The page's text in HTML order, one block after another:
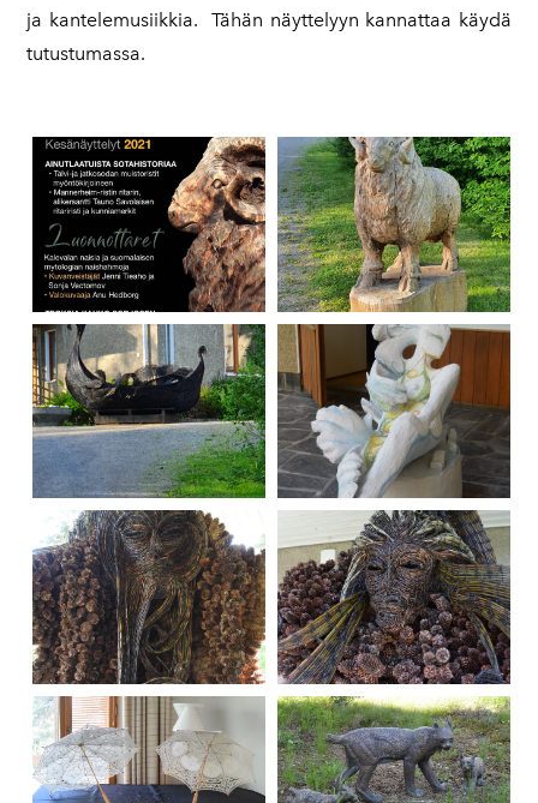
ja kantelemusiikkia. Tähän näyttelyyn kannattaa käydä
tutustumassa.